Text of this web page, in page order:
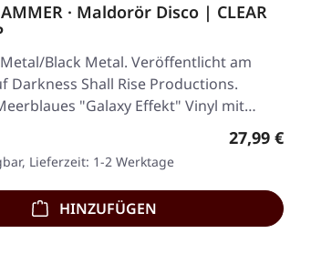
· Maldorör Disco | CLEAR
Black Metal. Veröffentlicht am
Darkness Shall Rise Productions.
"Galaxy Effekt" Vinyl mit…
Regulärer
27,99 €
Lieferzeit: 1-2 Werktage
HINZUFÜGEN